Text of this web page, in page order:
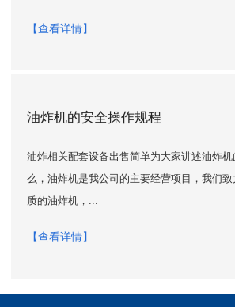
【查看详情】
油炸机的安全操作规程
油炸相关配套设备出售简单为大家讲述油炸
么，油炸机是我公司的主要经营项目，我们
质的油炸机，...
【查看详情】